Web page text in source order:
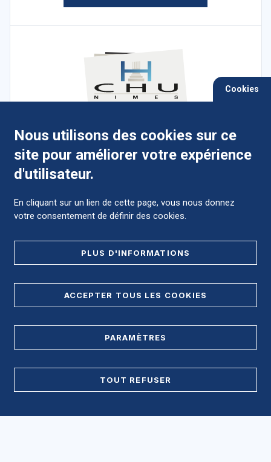
4 Place du Pr Robert-Debré, 30029 Nîmes
cedex 9
Campus Hospitalo-Universitaire de Carémeau - Centre de
Gérontologie Serre Cavalier - Hopital Universitaire de
RÉGLER LES SOINS
NOUS SOUTENIR
OFFRES D'EMPLOI MÉDICALES
Accéder au CHU et ses différents sites ?
Cookies
Nous utilisons des cookies sur ce
site pour améliorer votre expérience
d'utilisateur.
En cliquant sur un lien de cette page, vous nous donnez
votre consentement de définir des cookies.
PLUS D'INFORMATIONS
ACCEPTER TOUS LES COOKIES
PARAMÈTRES
TOUT REFUSER